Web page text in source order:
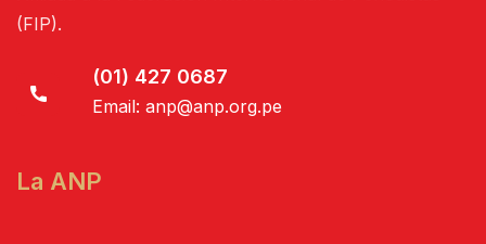
(FIP).
(01) 427 0687
Email: anp@anp.org.pe
La ANP